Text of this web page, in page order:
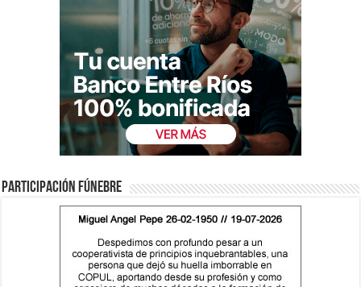
Participación fúnebre